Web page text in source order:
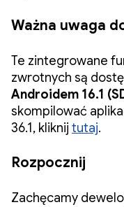
Ważna uwaga
Te zintegrowane
zwrotnych są
Androidem 16.1
skompilować
36.1, kliknij tutaj.
Rozpocznij
Zachęcamy